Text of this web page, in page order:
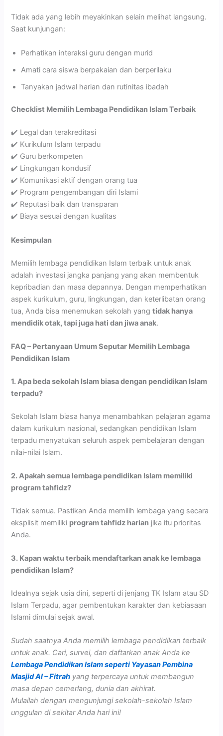
Tidak ada yang lebih meyakinkan selain melihat langsung.
Saat kunjungan:
Perhatikan interaksi guru dengan murid
Amati cara siswa berpakaian dan berperilaku
Tanyakan jadwal harian dan rutinitas ibadah
Checklist Memilih Lembaga Pendidikan Islam Terbaik
✔️ Legal dan terakreditasi
✔️ Kurikulum Islam terpadu
✔️ Guru berkompeten
✔️ Lingkungan kondusif
✔️ Komunikasi aktif dengan orang tua
✔️ Program pengembangan diri Islami
✔️ Reputasi baik dan transparan
✔️ Biaya sesuai dengan kualitas
Kesimpulan
Memilih lembaga pendidikan Islam terbaik untuk anak
adalah investasi jangka panjang yang akan membentuk
kepribadian dan masa depannya. Dengan memperhatikan
aspek kurikulum, guru, lingkungan, dan keterlibatan orang
tua, Anda bisa menemukan sekolah yangtidak hanya
mendidik otak, tapi juga hati dan jiwa anak.
FAQ – Pertanyaan Umum Seputar Memilih Lembaga
Pendidikan Islam
1. Apa beda sekolah Islam biasa dengan pendidikan Islam
terpadu?
Sekolah Islam biasa hanya menambahkan pelajaran agama
dalam kurikulum nasional, sedangkan pendidikan Islam
terpadu menyatukan seluruh aspek pembelajaran dengan
nilai-nilai Islam.
2. Apakah semua lembaga pendidikan Islam memiliki
program tahfidz?
Tidak semua. Pastikan Anda memilih lembaga yang secara
eksplisit memiliki program tahfidz harian jika itu prioritas
Anda.
3. Kapan waktu terbaik mendaftarkan anak ke lembaga
pendidikan Islam?
Idealnya sejak usia dini, seperti di jenjang TK Islam atau SD
Islam Terpadu, agar pembentukan karakter dan kebiasaan
Islami dimulai sejak awal.
Sudah saatnya Anda memilih lembaga pendidikan terbaik
untuk anak. Cari, survei, dan daftarkan anak Anda ke
Lembaga Pendidikan Islam seperti Yayasan Pembina
Masjid Al – Fitrah yang terpercaya untuk membangun
masa depan cemerlang, dunia dan akhirat.
Mulailah dengan mengunjungi sekolah-sekolah Islam
unggulan di sekitar Anda hari ini!